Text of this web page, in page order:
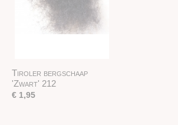
Tiroler bergschaap
'Zwart' 212
€ 1,95